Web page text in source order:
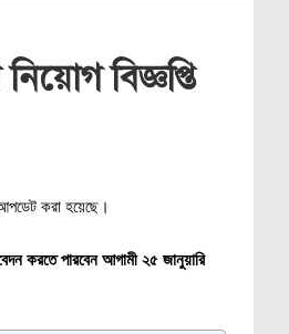
বিজ্ঞপ্তি
করা হয়েছে।
করতে পারবেন আগামী ২৫ জানুয়ারি